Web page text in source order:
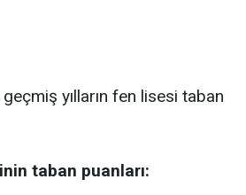
yılların fen lisesi taban
taban puanları: